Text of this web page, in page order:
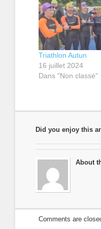
Triathlon Autun
16 juillet 2024
Dans "Non classé"
Did you enjoy this
About
Comments are